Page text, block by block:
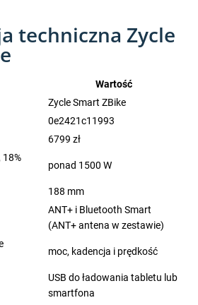
techniczna Zycle
Wartość
Zycle Smart ZBike
0e2421c11993
6799 zł
ponad 1500 W
188 mm
ANT+ i Bluetooth Smart
(ANT+ antena w zestawie)
moc, kadencja i prędkość
USB do ładowania tabletu lub
smartfona